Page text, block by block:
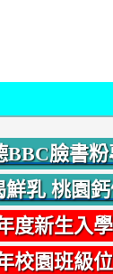
BBC臉書粉
鮮乳 桃園
度新生入
校園班級